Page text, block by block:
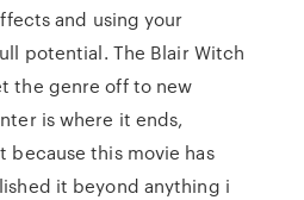
and using your
potential. The Blair Witch
the genre off to new
is where it ends,
this movie has
it beyond anything i